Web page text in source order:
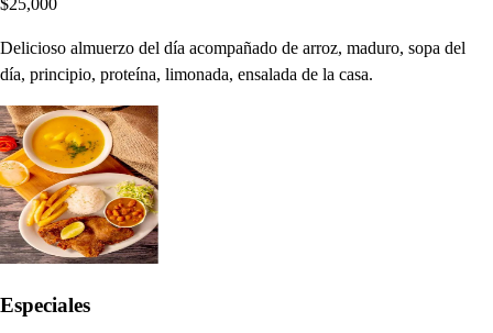
$25,000
Delicioso almuerzo del día acompañado de arroz, maduro, sopa del
día, principio, proteína, limonada, ensalada de la casa.
Especiales